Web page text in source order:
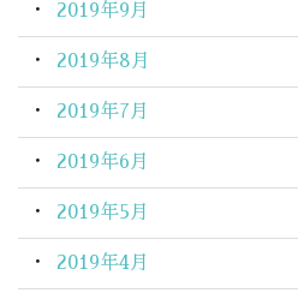
2019年9月
2019年8月
2019年7月
2019年6月
2019年5月
2019年4月